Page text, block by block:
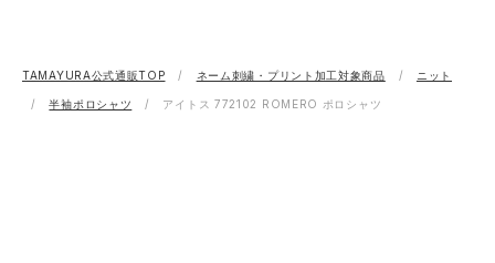
TAMAYURA公式通販TOP ネーム刺繍・プリント加工対象商品 ニット
半袖ポロシャツ アイトス 772102 ROMERO ポロシャツ